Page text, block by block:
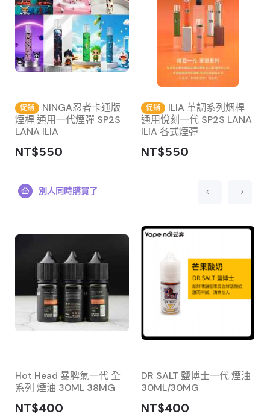
促銷
NINGA忍者卡通版
煙桿 通用一代煙彈 SP2S
LANA ILIA
NT$550
促銷
ILIA 革調系列烟桿
通用悅刻一代 SP2S LANA
ILIA 各式煙彈
NT$550
別人同時購買了
Hot Head 暴脾氣一代 全
系列 煙油 30ML 38MG
NT$400
DR SALT 鹽博士一代 煙油
30ML/30MG
NT$400